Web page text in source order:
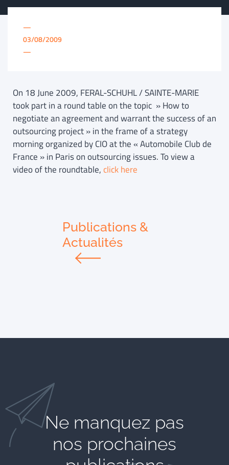
—
03/08/2009
—
On 18 June 2009, FERAL-SCHUHL / SAINTE-MARIE
took part in a round table on the topic » How to
negotiate an agreement and warrant the success of an
outsourcing project » in the frame of a strategy
morning organized by CIO at the « Automobile Club de
France » in Paris on outsourcing issues. To view a
video of the roundtable,click here
Publications &
Actualités
Ne manquez pas
nos prochaines